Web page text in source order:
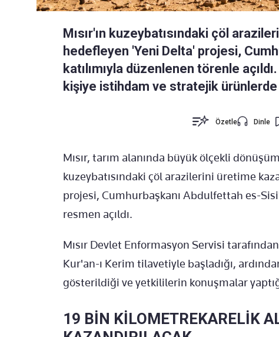
Mısır'ın kuzeybatısındaki çöl
hedefleyen 'Yeni Delta' projesi,
katılımıyla düzenlenen törenle
kişiye istihdam ve stratejik
Özetle Dinle
Mısır, tarım alanında büyük ölçekli
kuzeybatısındaki çöl arazilerini üretime
projesi, Cumhurbaşkanı Abdulfettah es-
resmen açıldı.
Mısır Devlet Enformasyon Servisi
Kur'an-ı Kerim tilavetiyle başladığı,
gösterildiği ve yetkililerin konuşmalar
19 BİN KİLOMETREKARELİK